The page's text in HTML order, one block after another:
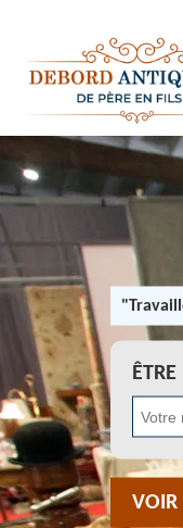
VOIR